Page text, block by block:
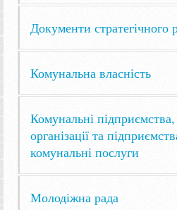
Документи стратегічного
Комунальна власність
Комунальні
організації та
комунальні послуги
Молодіжна рада